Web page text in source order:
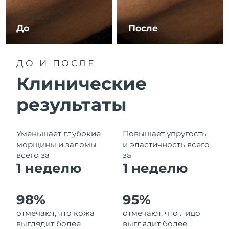
До После
ДО И ПОСЛЕ
Клинические
результаты
Уменьшает глубокие
морщины и заломы
всего за
1 неделю
Повышает упругость
и эластичность всего
за
1 неделю
98%
отмечают, что кожа
выглядит более
95%
отмечают, что лицо
выглядит более
Ливан
Ожидаемая дата доставки
Литва
Ожидаемая дата доставки
Макао (САР)
Ожидаемая дата доставки
Малайзия
Ожидаемая дата доставки
Мальта
Ожидаемая дата доставки
Мексика
Ожидаемая дата доставки